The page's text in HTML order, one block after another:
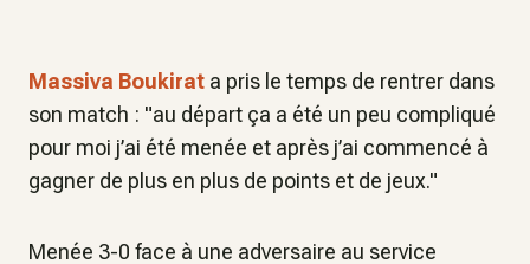
Massiva Boukirat a pris le temps de rentrer dans
son match : "au départ ça a été un peu compliqué
pour moi j’ai été menée et après j’ai commencé à
gagner de plus en plus de points et de jeux."
Menée 3-0 face à une adversaire au service